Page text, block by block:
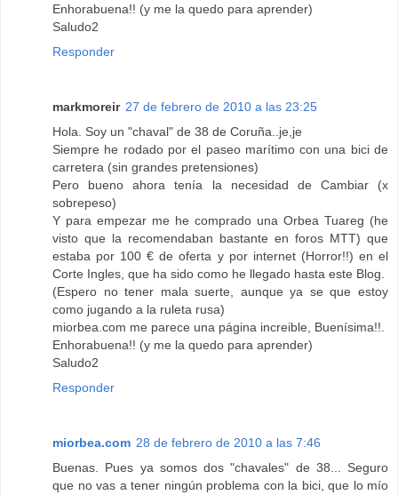
Enhorabuena!! (y me la quedo para aprender)
Saludo2
Responder
markmoreir 27 de febrero de 2010 a las 23:25
Hola. Soy un "chaval" de 38 de Coruña..je,je
Siempre he rodado por el paseo marítimo con una bici de
carretera (sin grandes pretensiones)
Pero bueno ahora tenía la necesidad de Cambiar (x
sobrepeso)
Y para empezar me he comprado una Orbea Tuareg (he
visto que la recomendaban bastante en foros MTT) que
estaba por 100 € de oferta y por internet (Horror!!) en el
Corte Ingles, que ha sido como he llegado hasta este Blog.
(Espero no tener mala suerte, aunque ya se que estoy
como jugando a la ruleta rusa)
miorbea.com me parece una página increible, Buenísima!!.
Enhorabuena!! (y me la quedo para aprender)
Saludo2
Responder
miorbea.com 28 de febrero de 2010 a las 7:46
Buenas. Pues ya somos dos "chavales" de 38... Seguro
que no vas a tener ningún problema con la bici, que lo mío